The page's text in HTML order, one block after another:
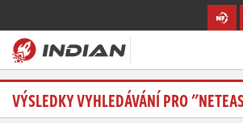
Magazín
VÝSLEDKY VYHLEDÁVÁNÍ PRO